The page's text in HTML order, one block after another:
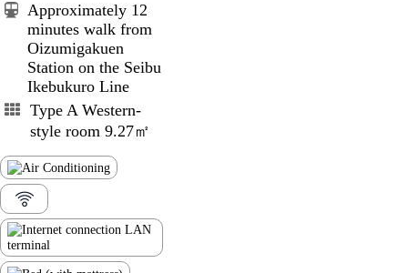
Approximately 12
minutes walk from
Oizumigakuen
Station on the Seibu
Ikebukuro Line
Type A Western-
style room 9.27㎡